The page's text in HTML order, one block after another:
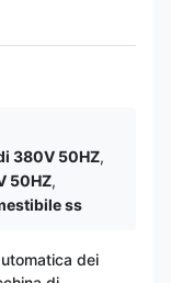
380V 50HZ,
50HZ,
ss
dei